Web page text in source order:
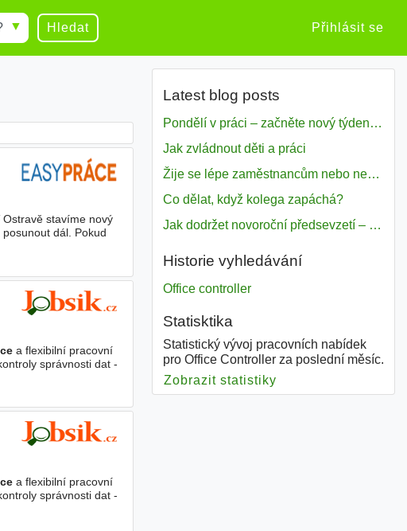
Hledat Přihlásit se
stavíme nový
dál. Pokud
a flexibilní pracovní
správnosti dat -
a flexibilní pracovní
správnosti dat -
Latest blog posts
Pondělí v práci – začněte nový týden s motivací
Jak zvládnout děti a práci
Žije se lépe zaměstnancům nebo nezavislým pracovníkům
Co dělat, když kolega zapáchá?
Jak dodržet novoroční předsevzetí – naše tipy pro dobrý začátek roku 2018
Historie vyhledávání
Office controller
Statisktika
Statistický vývoj pracovních nabídek
pro Office Controller za poslední měsíc.
Zobrazit statistiky